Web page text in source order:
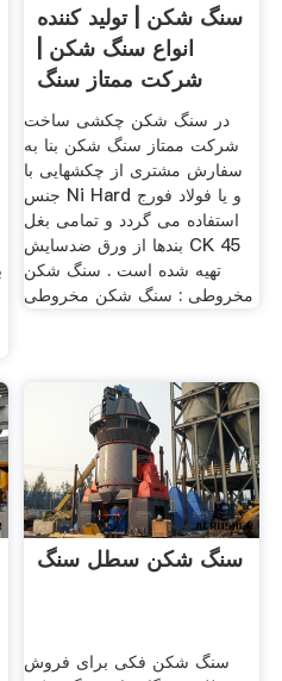
سنگ شکن | تولید کننده
انواع سنگ شکن |
شرکت ممتاز سنگ
شکن
در سنگ شکن چکشی ساخت
شرکت ممتاز سنگ شکن بنا به
سفارش مشتری از چکشهایی با
جنس Ni Hard و یا فولاد فورج
استفاده می گردد و تمامی بغل
بندها از ورق ضدسایش CK 45
تهیه شده است . سنگ شکن
مخروطی : سنگ شکن مخروطی
سنگ شکن سطل سنگ
سنگ شکن فکی برای فروش